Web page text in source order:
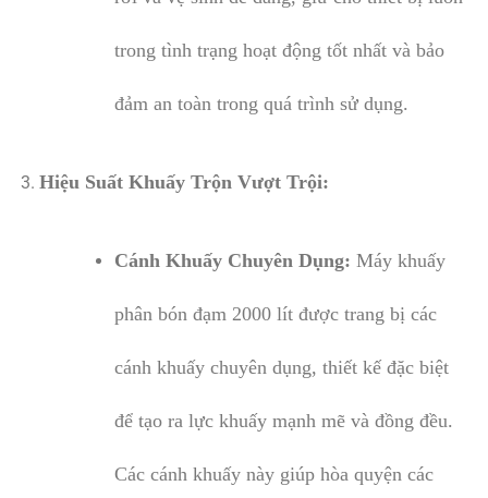
trong tình trạng hoạt động tốt nhất và bảo
đảm an toàn trong quá trình sử dụng.
Hiệu Suất Khuấy Trộn Vượt Trội:
Cánh Khuấy Chuyên Dụng: Máy khuấy
phân bón đạm 2000 lít được trang bị các
cánh khuấy chuyên dụng, thiết kế đặc biệt
để tạo ra lực khuấy mạnh mẽ và đồng đều.
Các cánh khuấy này giúp hòa quyện các